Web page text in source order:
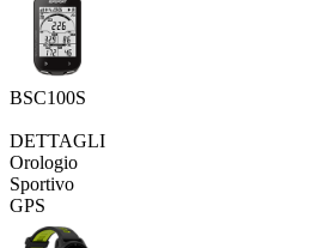
BSC100S
DETTAGLI
Orologio
Sportivo
GPS